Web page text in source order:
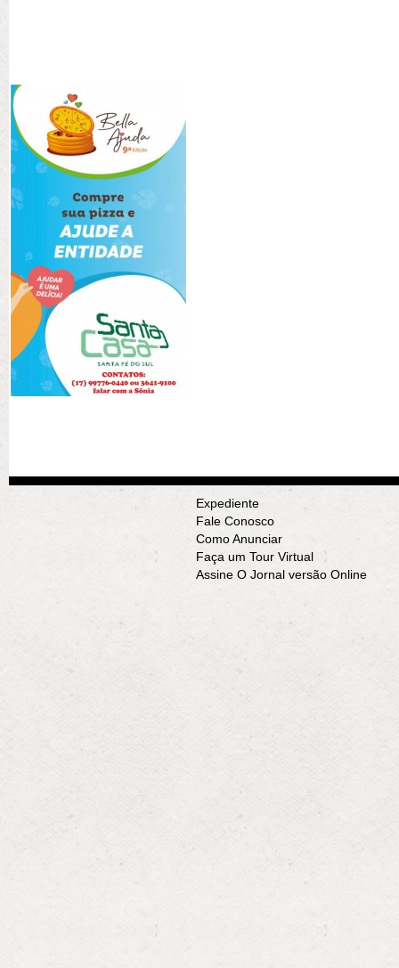
Expediente
Fale Conosco
Como Anunciar
Faça um Tour Virtual
Assine O Jornal versão Online